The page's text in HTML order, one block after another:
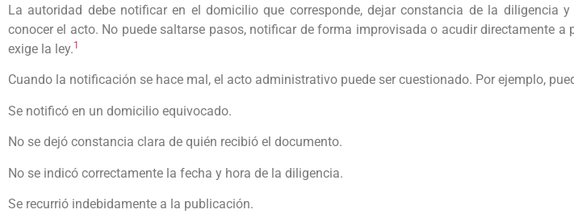
La autoridad debe notificar en el domicilio que corresponde, dejar constancia de la diligencia
conocer el acto. No puede saltarse pasos, notificar de forma improvisada o acudir directamente
exige la ley.1
Cuando la notificación se hace mal, el acto administrativo puede ser cuestionado. Por ejemplo,
Se notificó en un domicilio equivocado.
No se dejó constancia clara de quién recibió el documento.
No se indicó correctamente la fecha y hora de la diligencia.
Se recurrió indebidamente a la publicación.